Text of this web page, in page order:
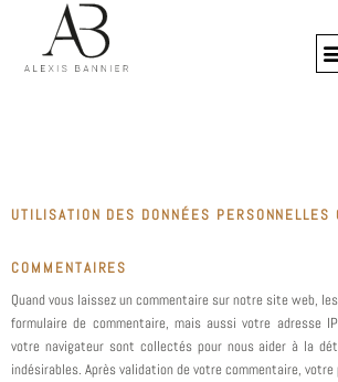
QUI SOMMES-NOUS ?
L’adresse de notre site Web est : https://
UTILISATION DES DONNÉES PERSONNELLES
COMMENTAIRES
Quand vous laissez un commentaire sur notre site web,
formulaire de commentaire, mais aussi votre adresse
votre navigateur sont collectés pour nous aider à la
indésirables. Après validation de votre commentaire,